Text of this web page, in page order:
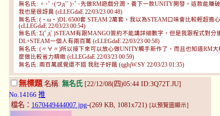
無名氏: 。･ﾟ･(つд`ﾟ)･ﾟ･先做RM遊戲分潤，養下一款UNITY開發，這款能賺
我也是很訝異 (cLLEGdaE 22/03/23 00:48)
無名氏: (・ω・)DL 6500套 STEAM 2萬套，我以為STEAM口味會比較輕超擔心
(cLLEGdaE 22/03/23 00:54)
無名氏: Σ(ﾟдﾟ)STEAM有跟MANGO簽約不能講詳細數字，但是我跟程式對分
DL+STEAM一個人有兩百萬 (cLLEGdaE 22/03/23 00:58)
無名氏: (〃∀〃)所以接下來可以放心做UNITY觸手新作了，而且也知道RM大
麼做比較省力精緻 (cLLEGdaE 22/03/23 00:59)
無名氏: 兩百萬感覺還不錯 我肚子好餓 (qghjW.SY 22/03/23 01:35)
無標題 名稱: 無名氏[22/12/08(四)05:44 ID:3Q72T.JU]
No.14166 推
檔名： 1670449444007.jpg-(269 KB, 1081x721) [以預覽圖顯示]